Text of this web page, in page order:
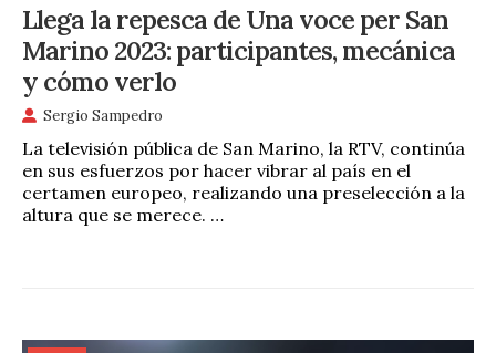
Llega la repesca de Una voce per San
Marino 2023: participantes, mecánica
y cómo verlo
Sergio Sampedro
La televisión pública de San Marino, la RTV, continúa
en sus esfuerzos por hacer vibrar al país en el
certamen europeo, realizando una preselección a la
altura que se merece. …